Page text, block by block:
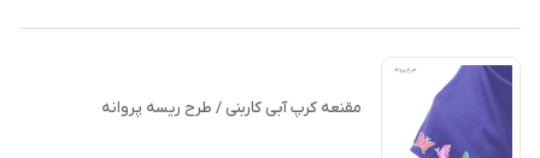
مقنعه کرپ آبی کاربنی / طرح ریسه پروانه